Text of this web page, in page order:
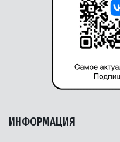
ИНФОРМАЦИЯ